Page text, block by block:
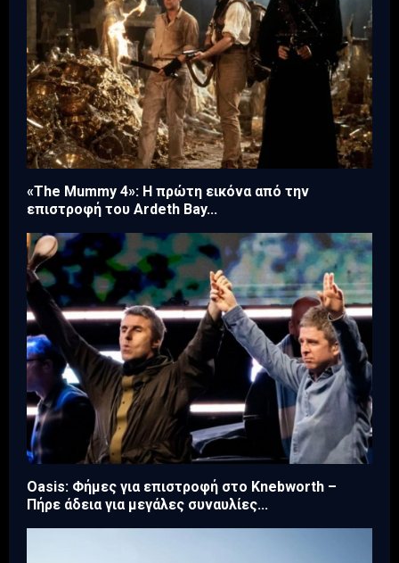
«The Mummy 4»: Η πρώτη εικόνα από την
επιστροφή του Ardeth Bay...
Oasis: Φήμες για επιστροφή στο Knebworth –
Πήρε άδεια για μεγάλες συναυλίες...